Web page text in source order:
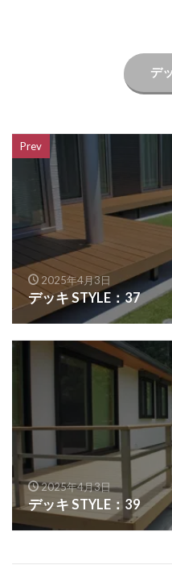
デ
Prev
2025年4月3日
デッキ STYLE：37
2025年4月3日
デッキ STYLE：39
LIXIL ベルニューズ
LIXIL ワイドシャッターS
LIXIL 機能門柱FS
LIXIL 美彩 マリンライト
LIXIL 門柱灯
LIXIL
OnlyOne アートモザイク
OnlyOne ヴァリオネオ
OnlyOne ヴェリータヌー
OnlyOne ウォールマウン
OnlyOne エッジネームプ
OnlyOne カーストップ
OnlyOne サブレ
OnlyOne ショーケース
OnlyOne ショーケース
OnlyOne シンプルフレ
OnlyOne シンライト
OnlyOne スマートポール
OnlyOne セレーノ